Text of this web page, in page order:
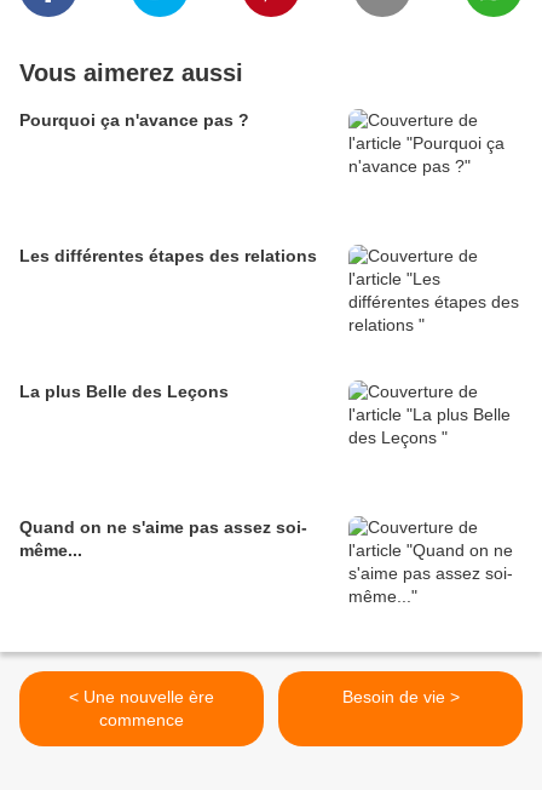
Vous aimerez aussi
Pourquoi ça n'avance pas ?
Les différentes étapes des relations
La plus Belle des Leçons
Quand on ne s'aime pas assez soi-
même...
< Une nouvelle ère
commence
Besoin de vie >